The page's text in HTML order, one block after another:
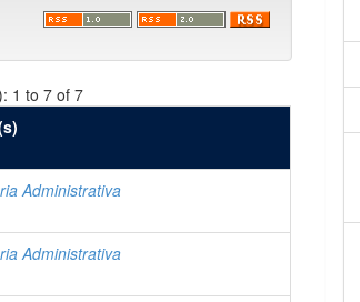
1 to 7 of 7
Administrativa
Administrativa